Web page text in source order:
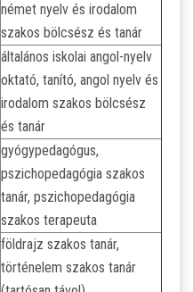
német nyelv és irodalom
szakos bölcsész és tanár
általános iskolai angol-nyelv
oktató, tanító, angol nyelv és
irodalom szakos bölcsész
és tanár
gyógypedagógus,
pszichopedagógia szakos
tanár, pszichopedagógia
szakos terapeuta
földrajz szakos tanár,
történelem szakos tanár